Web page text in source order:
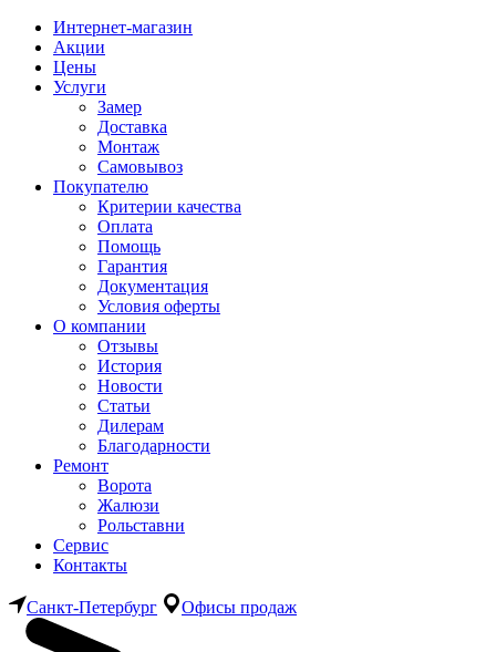
Интернет-магазин
Акции
Цены
Услуги
Замер
Доставка
Монтаж
Самовывоз
Покупателю
Критерии качества
Оплата
Помощь
Гарантия
Документация
Условия оферты
О компании
Отзывы
История
Новости
Статьи
Дилерам
Благодарности
Ремонт
Ворота
Жалюзи
Рольставни
Сервис
Контакты
Санкт-Петербург Офисы продаж